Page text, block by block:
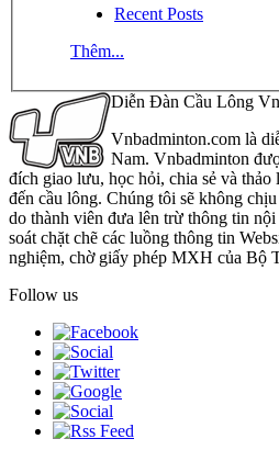
Recent Posts
Thêm...
Diễn Đàn Cầu Lông
Vnbadminton.com là
Nam. Vnbadminton
đích giao lưu, học hỏi, chia sẻ và thảo
đến cầu lông. Chúng tôi sẽ không
do thành viên đưa lên trừ thông tin
soát chặt chẽ các luồng thông tin
nghiệm, chờ giấy phép MXH của Bộ
Follow us